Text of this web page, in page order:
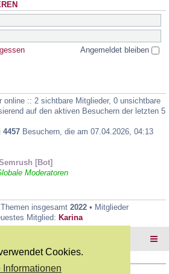
Cookies.
Informationen
Angemeldet bleiben
online :: 2 sichtbare Mitglieder, 0 unsichtbare
auf den aktiven Besuchern der letzten 5
4457 Besuchern, die am 07.04.2026, 04:13
[Bot]
Moderatoren
Themen insgesamt 2022 • Mitglieder
Mitglied: Karina